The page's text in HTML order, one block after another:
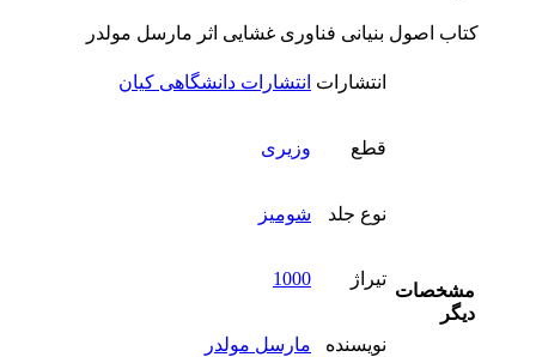
کتاب اصول بنیانی فناوری غشایی اثر مارسل مولدر
مشخصات
دیگر
انتشارات انتشارات دانشگاهی کیان
قطع وزیری
نوع جلد شومیز
تیراژ 1000
نویسنده مارسل مولدر